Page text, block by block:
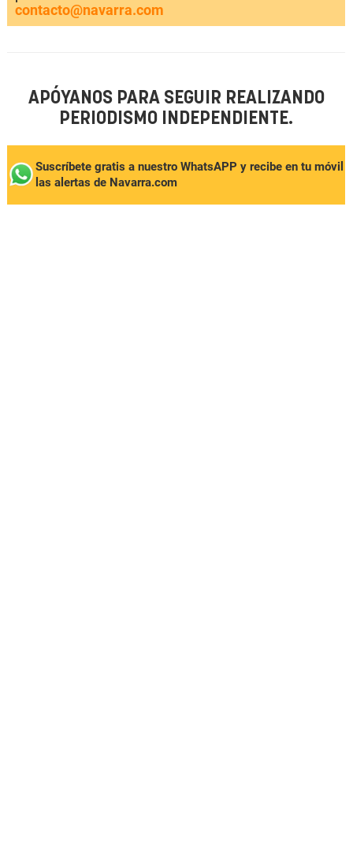
contacto@navarra.com
APÓYANOS PARA SEGUIR REALIZANDO
PERIODISMO INDEPENDIENTE.
Suscríbete gratis a nuestro WhatsAPP y recibe en tu móvil
las alertas de Navarra.com